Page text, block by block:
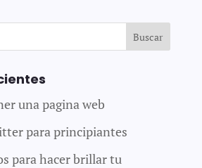
una pagina web
para principiantes
para hacer brillar tu